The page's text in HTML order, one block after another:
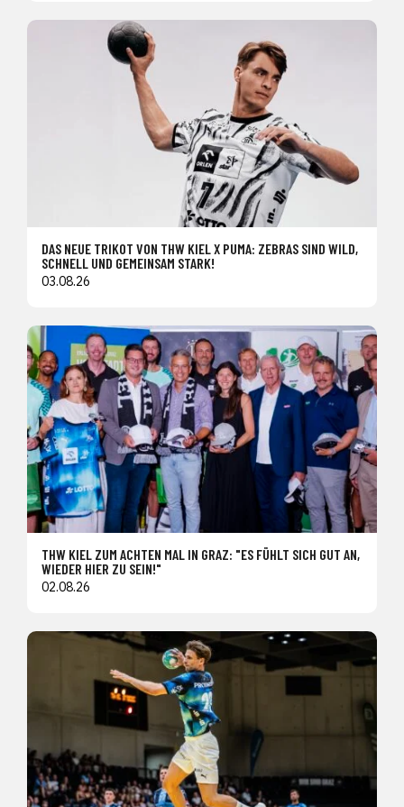
DAS NEUE TRIKOT VON THW KIEL X PUMA: ZEBRAS SIND WILD,
SCHNELL UND GEMEINSAM STARK!
03.08.26
THW KIEL ZUM ACHTEN MAL IN GRAZ: "ES FÜHLT SICH GUT AN,
WIEDER HIER ZU SEIN!"
02.08.26